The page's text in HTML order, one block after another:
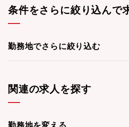
条件をさらに絞り込んで
勤務地でさらに絞り込む
関連の求人を探す
勤務地を変える